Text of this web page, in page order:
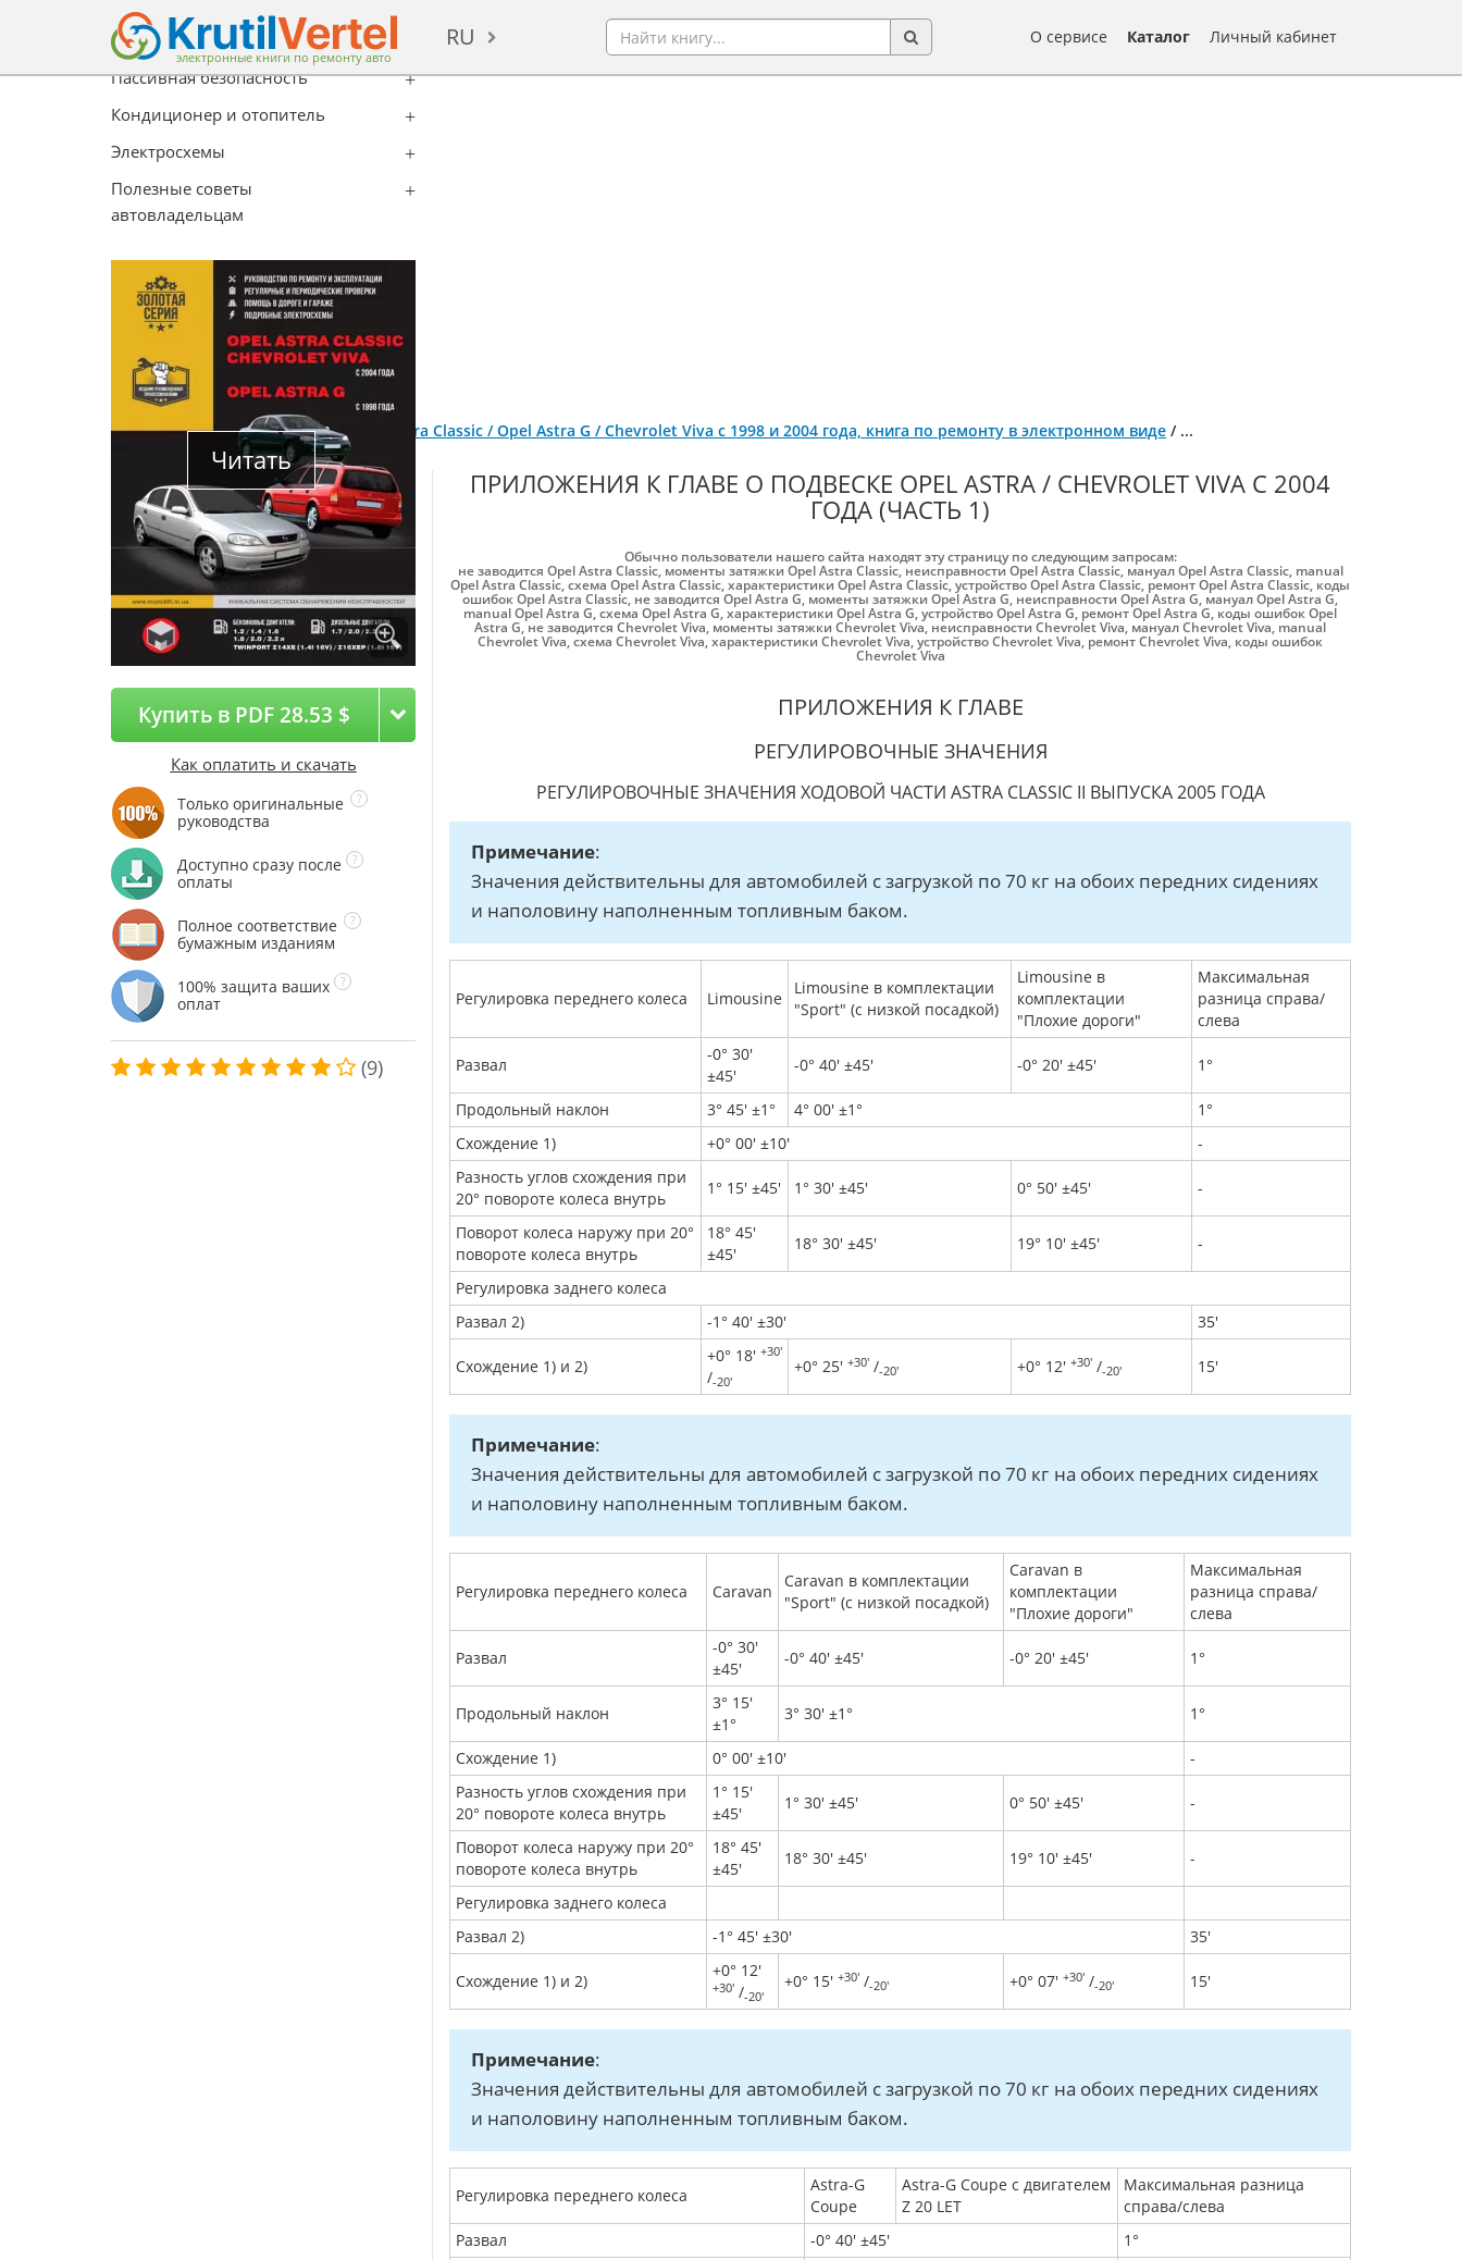
электронные книги по ремонту авто
RU О сервисе Каталог Личный кабинет
Главная/Каталог/Chevrolet/ Opel Astra Classic / Opel Astra G / Chevrolet Viva с 1998 и 2004 года, книга по ремонту в электронном виде / ...
Кузов
Пассивная безопасность
Кондиционер и отопитель
Электросхемы
Полезные советы
автовладельцам
Читать
Купить в PDF 28.53 $
Как оплатить и скачать
Только оригинальные
руководства
Доступно сразу после
оплаты
Полное соответствие
бумажным изданиям
100% защита ваших
оплат
(9)
ПРИЛОЖЕНИЯ К ГЛАВЕ О ПОДВЕСКЕ OPEL ASTRA / CHEVROLET VIVA С 2004
ГОДА (ЧАСТЬ 1)
Обычно пользователи нашего сайта находят эту страницу по следующим запросам:
не заводится Opel Astra Classic, моменты затяжки Opel Astra Classic, неисправности Opel Astra Classic, мануал Opel Astra Classic, manual
Opel Astra Classic,схема Opel Astra Classic,характеристики Opel Astra Classic,устройство Opel Astra Classic, ремонт Opel Astra Classic, коды
ошибок Opel Astra Classic, не заводится Opel Astra G, моменты затяжки Opel Astra G, неисправности Opel Astra G, мануал Opel Astra G,
manual Opel Astra G,схема Opel Astra G,характеристики Opel Astra G,устройство Opel Astra G, ремонт Opel Astra G, коды ошибок Opel
Astra G,не заводится Chevrolet Viva, моменты затяжки Chevrolet Viva, неисправности Chevrolet Viva, мануал Chevrolet Viva, manual
Chevrolet Viva,схема Chevrolet Viva,характеристики Chevrolet Viva,устройство Chevrolet Viva, ремонт Chevrolet Viva, коды ошибок
Chevrolet Viva
ПРИЛОЖЕНИЯ К ГЛАВЕ
РЕГУЛИРОВОЧНЫЕ ЗНАЧЕНИЯ
РЕГУЛИРОВОЧНЫЕ ЗНАЧЕНИЯ ХОДОВОЙ ЧАСТИ ASTRA CLASSIC II ВЫПУСКА 2005 ГОДА
Примечание:
Значения действительны для автомобилей с загрузкой по 70 кг на обоих передних сидениях
и наполовину наполненным топливным баком.
Регулировка переднего колеса Limousine
Limousine в комплектации
"Sport" (с низкой посадкой)
Limousine в
комплектации
"Плохие дороги"
Максимальная
разница справа/
слева
Развал
-0° 30'
±45'
-0° 40' ±45' -0° 20' ±45' 1°
Продольный наклон 3° 45' ±1° 4° 00' ±1°
1°
Схождение 1)
+0° 00' ±10'
-
Разность углов схождения при
20° повороте колеса внутрь
1° 15' ±45' 1° 30' ±45' 0° 50' ±45' -
Поворот колеса наружу при 20°
повороте колеса внутрь
18° 45'
±45'
18° 30' ±45' 19° 10' ±45' -
Регулировка заднего колеса
Развал 2)
-1° 40' ±30' 35'
Схождение 1) и 2)
+0° 18' +30'
/-20'
+0° 25' +30' /-20' +0° 12' +30' /-20' 15'
Примечание:
Значения действительны для автомобилей с загрузкой по 70 кг на обоих передних сидениях
и наполовину наполненным топливным баком.
Регулировка переднего колеса Caravan
Caravan в комплектации
"Sport" (с низкой посадкой)
Caravan в
комплектации
"Плохие дороги"
Максимальная
разница справа/
слева
Развал
-0° 30'
±45'
-0° 40' ±45' -0° 20' ±45' 1°
Продольный наклон
3° 15'
±1°
3° 30' ±1° 1°
Схождение 1) 0° 00' ±10'
-
Разность углов схождения при
20° повороте колеса внутрь
1° 15'
±45'
1° 30' ±45' 0° 50' ±45' -
Поворот колеса наружу при 20°
повороте колеса внутрь
18° 45'
±45'
18° 30' ±45' 19° 10' ±45' -
Регулировка заднего колеса
Развал 2)
-1° 45' ±30' 35'
Схождение 1) и 2)
+0° 12'
+30' /-20'
+0° 15' +30' /-20' +0° 07' +30' /-20' 15'
Примечание:
Значения действительны для автомобилей с загрузкой по 70 кг на обоих передних сидениях
и наполовину наполненным топливным баком.
Регулировка переднего колеса
Astra-G
Coupe
Astra-G Coupe с двигателем
Z 20 LET
Максимальная разница
справа/слева
Развал
-0° 40' ±45'
1°